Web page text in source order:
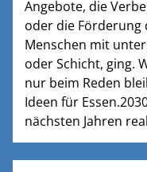
Angebote, die
oder die Förderung
Menschen mit
oder Schicht, ging.
nur beim Reden
Ideen für
nächsten Jahren